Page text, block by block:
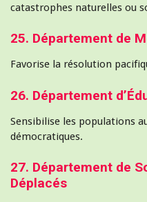
catastrophes naturelles ou
25. Département de
Favorise la résolution
26. Département
Sensibilise les populations
démocratiques.
27. Département de
Déplacés